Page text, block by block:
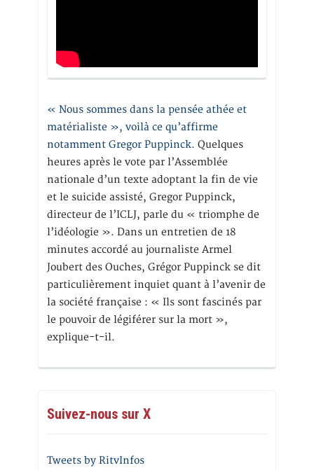
« Nous sommes dans la pensée athée et
matérialiste », voilà ce qu’affirme
notamment Gregor Puppinck. Quelques
heures après le vote par l’Assemblée
nationale d’un texte adoptant la fin de vie
et le suicide assisté, Gregor Puppinck,
directeur de l’ICLJ, parle du « triomphe de
l’idéologie ». Dans un entretien de 18
minutes accordé au journaliste Armel
Joubert des Ouches, Grégor Puppinck se dit
particulièrement inquiet quant à l’avenir de
la société française : « Ils sont fascinés par
le pouvoir de légiférer sur la mort »,
explique-t-il.
Suivez-nous sur X
Tweets by RitvInfos